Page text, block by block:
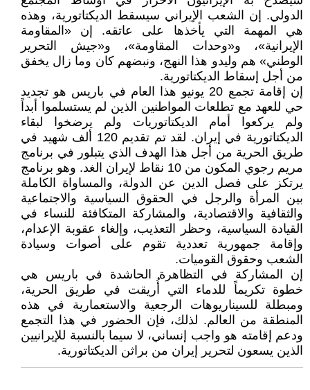
الدولي. إن الشعب الإيراني سيسقط الديكتاتورية، وهذه
هي المهمة التي يأخذها على عاتقه. إن «المقاومة
الإيرانية»، و«وحدات المقاومة»، و«جيش التحرير
الوطني» هم وليدو هذا النهج، ونبضهم كان وما زال يخفق
من أجل إسقاط الديكتاتورية.
إن إقامة تجمع 20 يونيو هذا العام في باريس هو تجديد
حي للعهد مع تطلعات المواطنين الذين لم يستسلموا أبداً
ولم يركعوا أمام الديكتاتوريات ولم يرضخوا لبقاء
الديكتاتورية في إيران. لقد تم تقديم 120 ألف شهيد في
طريق الحرية من أجل هذا الهدف الذي يتبلور في برنامج
مريم رجوي المكون من 10 نقاط لإيران الغد. وهو برنامج
يرتكز على فصل الدين عن الدولة، والمساواة الكاملة
بين المرأة والرجل في الحقوق السياسية والاجتماعية
والثقافية والاقتصادية، والمشاركة المتكافئة للنساء في
القيادة السياسية، وحظر التعذيب، وإلغاء عقوبة الإعدام،
وإقامة جمهورية تعددية تقوم على أصوات وسيادة
الشعب وحقوق القوميات.
إن المشاركة في التظاهرة الحاشدة في باريس هي
خطوة تكريماً للدماء التي أُريقت في طريق الحرية،
ومبطلة للسيناريوهات الرجعية والاستعمارية في هذه
المنطقة من العالم. لذلك، فإن الحضور في هذا التجمع
ودعم إقامته هو واجب إنساني، لا سيما بالنسبة للإيرانيين
الذين يسعون لتحرير إيران من براثن الديكتاتورية.